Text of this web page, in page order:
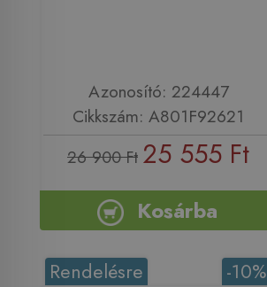
Azonosító: 224447
Cikkszám: A801F92621
26 900 Ft 25 555 Ft
Kosárba
-10%
Rendelésre